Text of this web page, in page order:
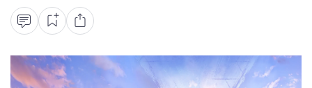
Руководства
Roblox